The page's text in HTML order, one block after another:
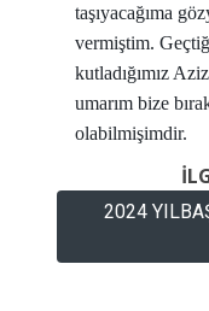
taşıyacağıma
vermiştim.
kutladığımız
umarım bize
olabilmişimdir.
2024